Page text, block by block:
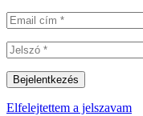
Elfelejtettem a jelszavam